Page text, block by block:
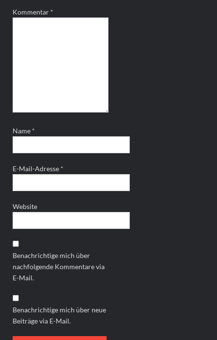
Kommentar *
Name *
E-Mail-Adresse *
Website
Benachrichtige mich über
nachfolgende Kommentare via
E-Mail.
Benachrichtige mich über neue
Beiträge via E-Mail.